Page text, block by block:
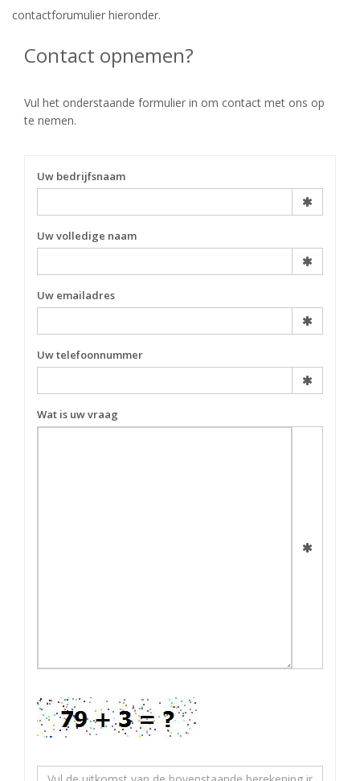
contactforumulier hieronder.
Contact opnemen?
Vul het onderstaande formulier in om contact met ons op
te nemen.
Uw bedrijfsnaam
Uw volledige naam
Uw emailadres
Uw telefoonnummer
Wat is uw vraag